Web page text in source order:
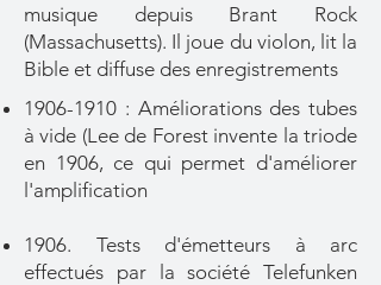
musique depuis Brant Rock
(Massachusetts). Il joue du violon, lit la
Bible et diffuse des enregistrements
1906-1910 : Améliorations des tubes
à vide (Lee de Forest invente la triode
en 1906, ce qui permet d'améliorer
l'amplification
1906. Tests d'émetteurs à arc
effectués par la société Telefunken